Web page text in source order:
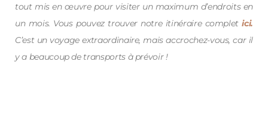
tout mis en œuvre pour visiter un maximum d’endroits en
un mois. Vous pouvez trouver notre itinéraire complet ici.
C’est un voyage extraordinaire, mais accrochez-vous, car il
y a beaucoup de transports à prévoir !